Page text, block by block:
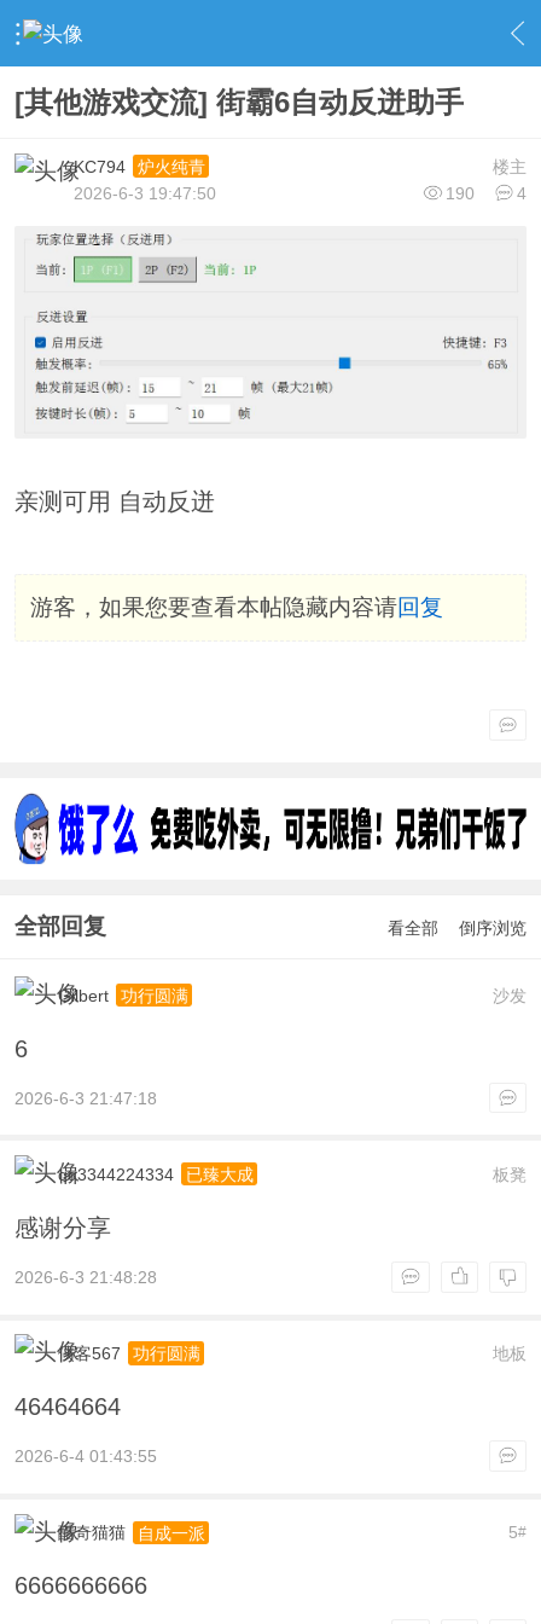
› 社区广场 › 端游交流 › 内容
[其他游戏交流] 街霸6自动反迸助手
楼主
KC794
炉火纯青
190
4
2026-6-3 19:47:50
亲测可用 自动反迸
游客，如果您要查看本帖隐藏内容请回复
全部回复 看全部 倒序浏览
沙发
Gilbert 功行圆满
6
2026-6-3 21:47:18
板凳
qq3344224334 已臻大成
感谢分享
2026-6-3 21:48:28
地板
侠客567 功行圆满
46464664
2026-6-4 01:43:55
5#
酷奇猫猫 自成一派
6666666666